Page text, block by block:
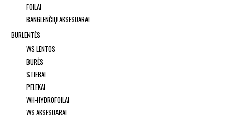
FOILAI
BANGLENČIŲ AKSESUARAI
BURLENTĖS
WS LENTOS
BURĖS
STIEBAI
PELEKAI
WH-HYDROFOILAI
WS AKSESUARAI